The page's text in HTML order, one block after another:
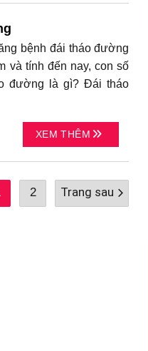
bệnh đái tháo đường
và tính đến nay, con số
đường là gì? Đái tháo
XEM THÊM
2